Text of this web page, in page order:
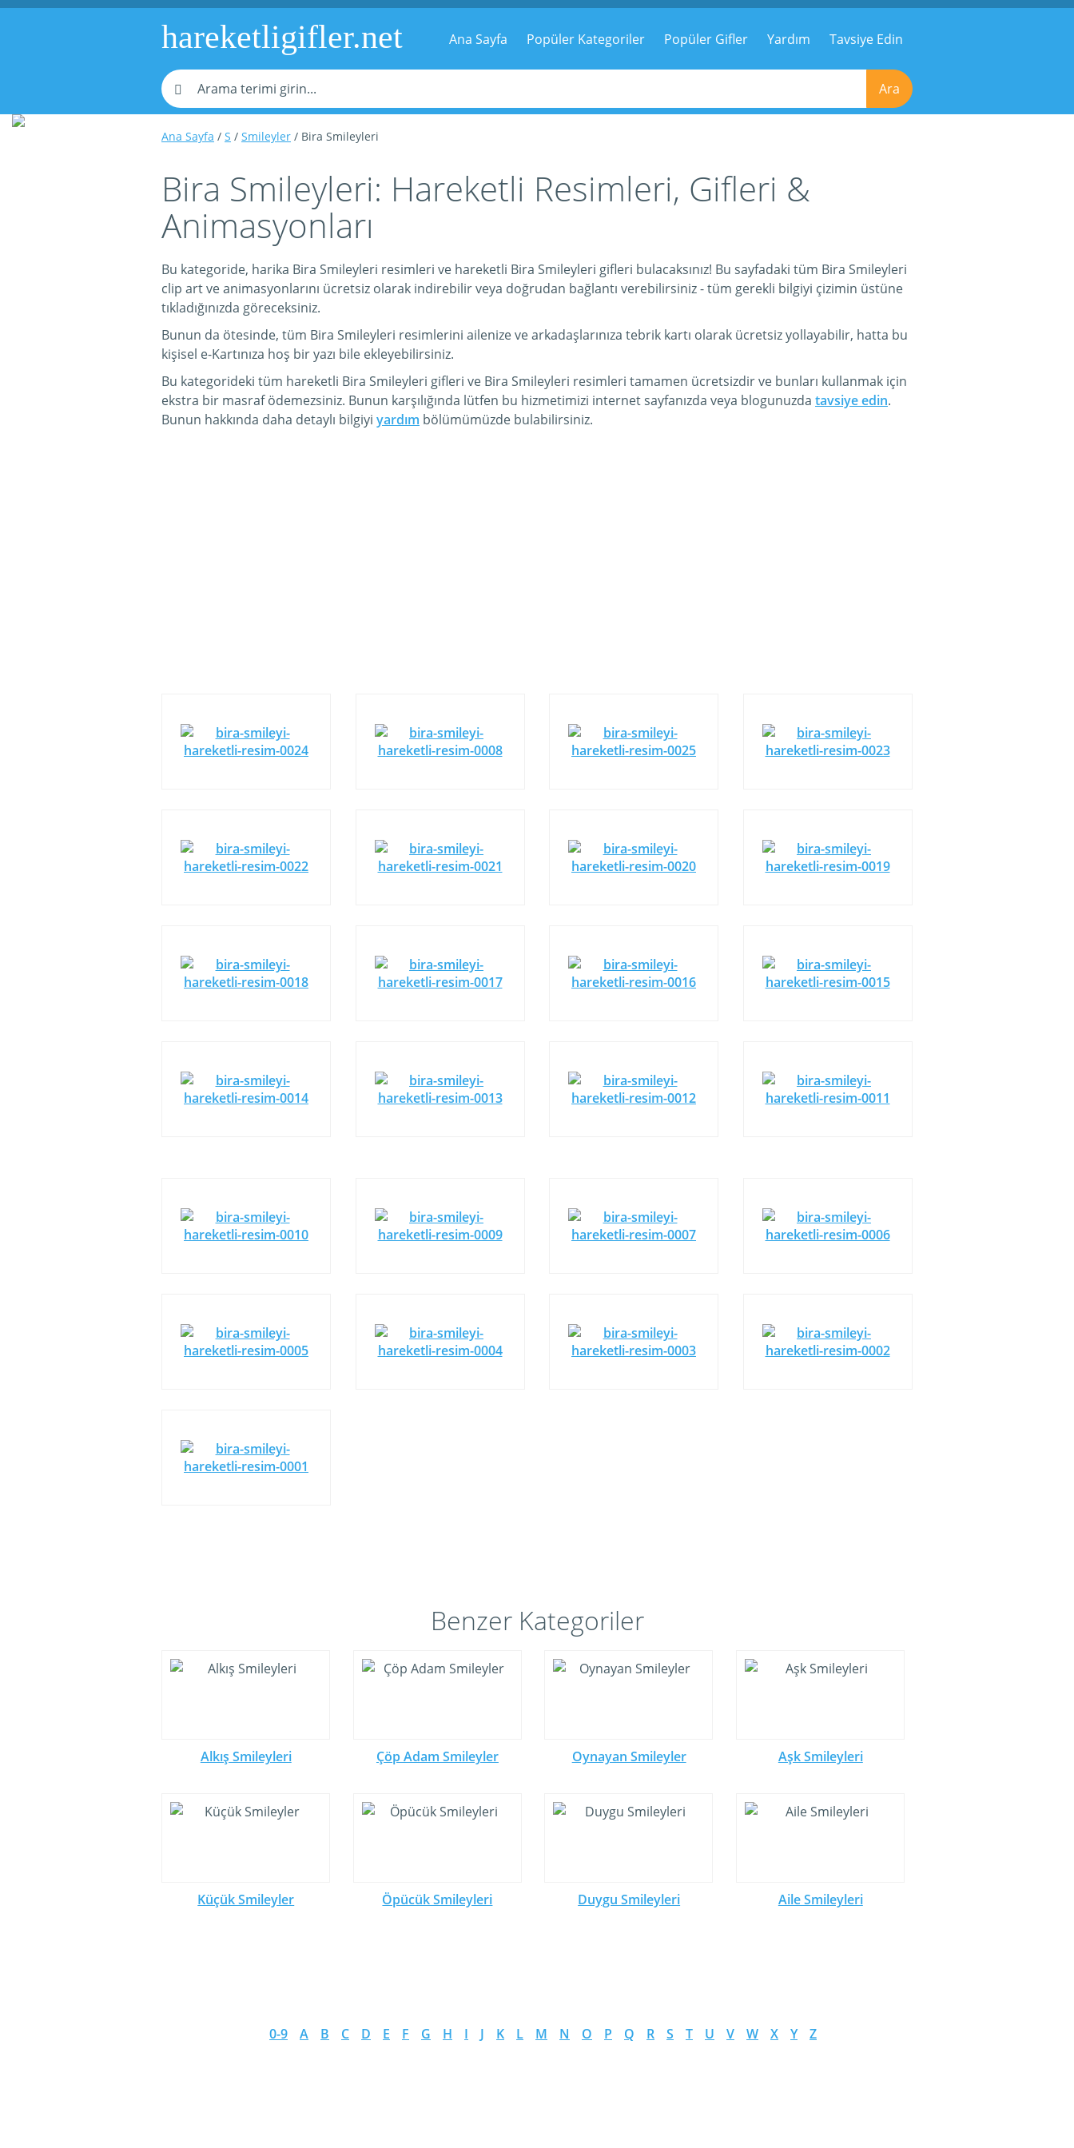
hareketligifler.net Ana Sayfa Popüler Kategoriler Popüler Gifler Yardım Tavsiye Edin
Ara
Ana Sayfa / S / Smileyler / Bira Smileyleri
Bira Smileyleri: Hareketli Resimleri, Gifleri &
Animasyonları
Bu kategoride, harika Bira Smileyleri resimleri ve hareketli Bira Smileyleri gifleri bulacaksınız! Bu sayfadaki tüm Bira Smileyleri
clip art ve animasyonlarını ücretsiz olarak indirebilir veya doğrudan bağlantı verebilirsiniz - tüm gerekli bilgiyi çizimin üstüne
tıkladığınızda göreceksiniz.
Bunun da ötesinde, tüm Bira Smileyleri resimlerini ailenize ve arkadaşlarınıza tebrik kartı olarak ücretsiz yollayabilir, hatta bu
kişisel e-Kartınıza hoş bir yazı bile ekleyebilirsiniz.
Bu kategorideki tüm hareketli Bira Smileyleri gifleri ve Bira Smileyleri resimleri tamamen ücretsizdir ve bunları kullanmak için
ekstra bir masraf ödemezsiniz. Bunun karşılığında lütfen bu hizmetimizi internet sayfanızda veya blogunuzda tavsiye edin.
Bunun hakkında daha detaylı bilgiyi yardım bölümümüzde bulabilirsiniz.
Benzer Kategoriler
Alkış Smileyleri Çöp Adam Smileyler Oynayan Smileyler Aşk Smileyleri
Küçük Smileyler Öpücük Smileyleri Duygu Smileyleri Aile Smileyleri
0-9 A B C D E F G H I J K L M N O P Q R S T U V W X Y Z